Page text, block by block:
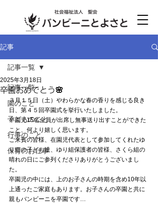
記事
記事一覧
園のこと
子どものこと
行事のこと
保育のお仕事
記事一覧
卒園おめでとう🌸
2025年3月18日
３月１５日（土）やわらかな春の香りを感じる良き
日、第４５回卒園式を挙行いたしました。
卒園児15名全員が出席し無事送り出すことができた
こと、何より嬉しく思います。
ご来賓の皆様、在園児代表として参加してくれたゆ
り組の子ども達、ゆり組保護者の皆様、さくら組の
晴れの日にご参列くださりありがとうございまし
た。
卒園児の中には、上のお子さんの時期を含め10年以
上通ったご家庭もあります。お子さんの卒園と共に
親もバンビーニを卒園です…